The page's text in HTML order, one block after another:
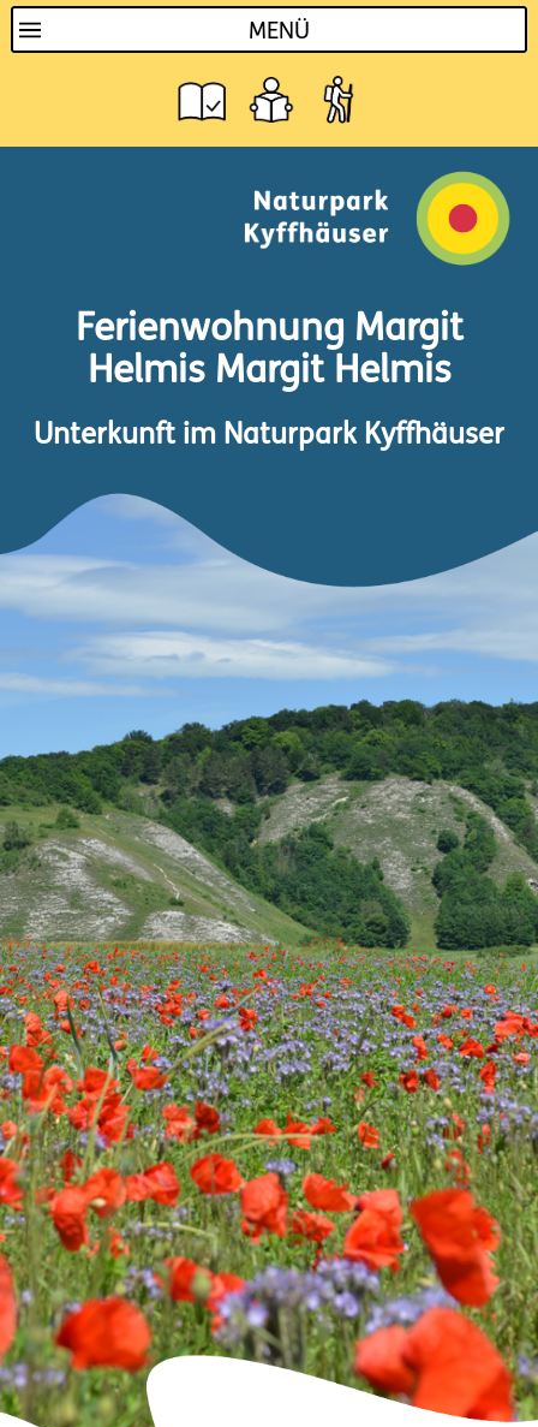
MENÜ
Ferienwohnung Margit
Helmis Margit Helmis
Unterkunft im Naturpark Kyffhäuser